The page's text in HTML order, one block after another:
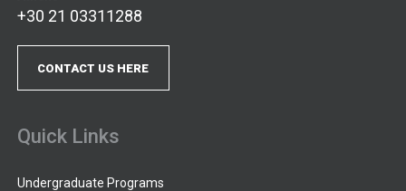
+30 21 03311288
CONTACT US HERE
Quick Links
Undergraduate Programs